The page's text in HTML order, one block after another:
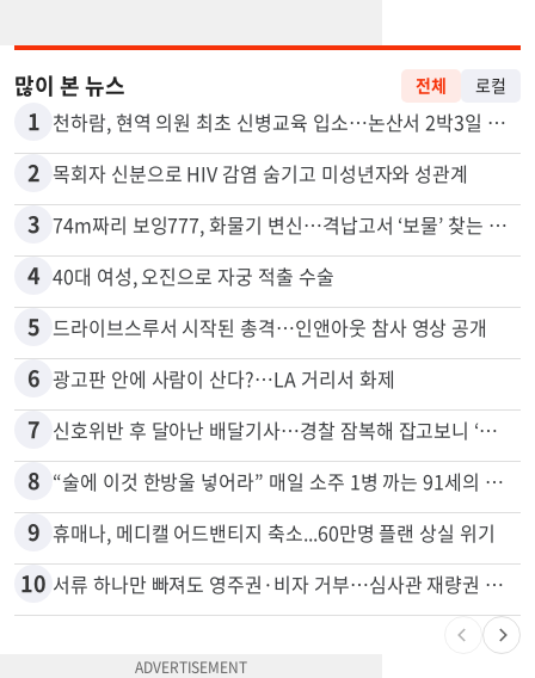
많이 본 뉴스 전체 로컬
1 천하람, 현역 의원 최초 신병교육 입소…논산서 2박3일 생활
2 목회자 신분으로 HIV 감염 숨기고 미성년자와 성관계
3 74m짜리 보잉777, 화물기 변신…격납고서 ‘보물’ 찾는 인천공항
4 40대 여성, 오진으로 자궁 적출 수술
5 드라이브스루서 시작된 총격…인앤아웃 참사 영상 공개
6 광고판 안에 사람이 산다?…LA 거리서 화제
7 신호위반 후 달아난 배달기사…경찰 잠복해 잡고보니 ‘반전’
8 “술에 이것 한방울 넣어라” 매일 소주 1병 까는 91세의 철칙
9 휴매나, 메디캘 어드밴티지 축소...60만명 플랜 상실 위기
10 서류 하나만 빠져도 영주권·비자 거부…심사관 재량권 대폭 확대